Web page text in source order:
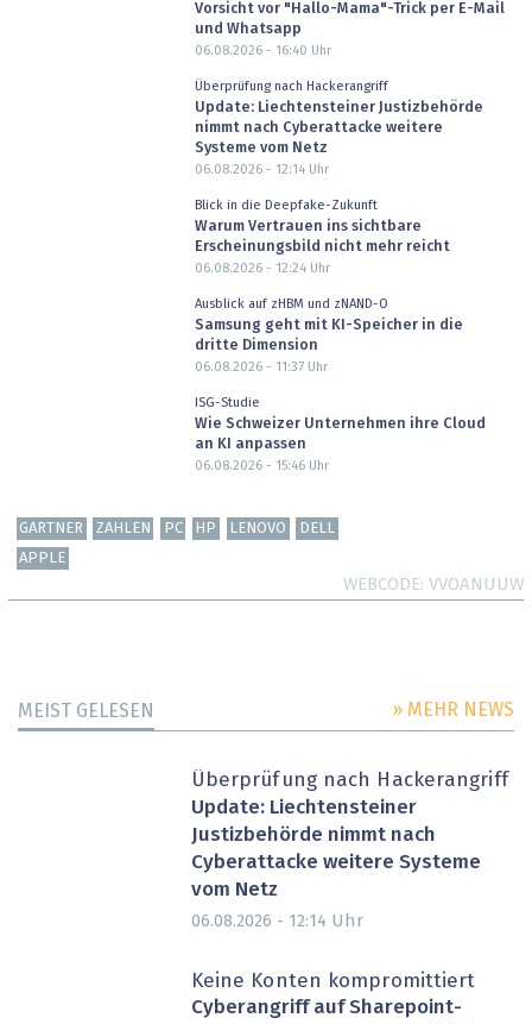
Vorsicht vor "Hallo-Mama"-Trick per E-Mail
und Whatsapp
06.08.2026 - 16:40 Uhr
Überprüfung nach Hackerangriff
Update: Liechtensteiner Justizbehörde
nimmt nach Cyberattacke weitere
Systeme vom Netz
06.08.2026 - 12:14Uhr
Blick in die Deepfake-Zukunft
Warum Vertrauen ins sichtbare
Erscheinungsbild nicht mehr reicht
06.08.2026 - 12:24Uhr
Ausblick auf zHBM und zNAND-O
Samsung geht mit KI-Speicher in die
dritte Dimension
06.08.2026 - 11:37Uhr
ISG-Studie
Wie Schweizer Unternehmen ihre Cloud
an KI anpassen
06.08.2026 - 15:46Uhr
GARTNER ZAHLEN PC HP LENOVO
DELL
APPLE
WEBCODE VVOANUUW
MEIST GELESEN » MEHR NEWS
Überprüfung nach Hackerangriff
Update: Liechtensteiner
Justizbehörde nimmt nach
Cyberattacke weitere Systeme
vom Netz
06.08.2026 - 12:14 Uhr
Keine Konten kompromittiert
Cyberangriff auf Sharepoint-